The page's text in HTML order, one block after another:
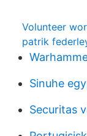
Volunteer
patrik
Sinuhe
Securitas